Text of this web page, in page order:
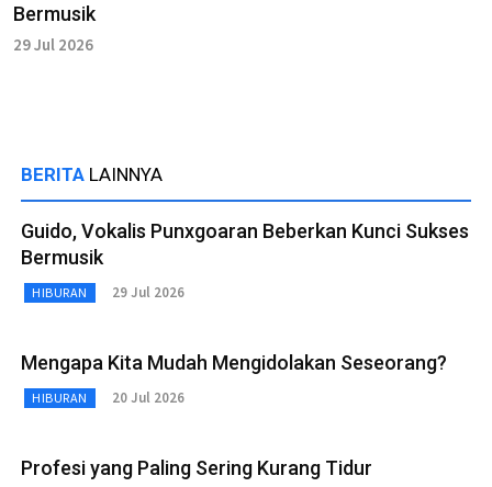
Bermusik
29 Jul 2026
BERITA LAINNYA
Guido, Vokalis Punxgoaran Beberkan Kunci Sukses
Bermusik
HIBURAN 29 Jul 2026
Mengapa Kita Mudah Mengidolakan Seseorang?
HIBURAN 20 Jul 2026
Profesi yang Paling Sering Kurang Tidur